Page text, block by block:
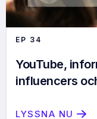
EP 34
YouTube,
influencers
LYSSNA NU